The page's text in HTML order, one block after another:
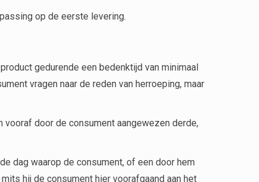
op de eerste levering.
gedurende een bedenktijd van minimaal
vragen naar de reden van herroeping, maar
door de consument aangewezen derde,
dag waarop de consument, of een door hem
hij de consument hier voorafgaand aan het